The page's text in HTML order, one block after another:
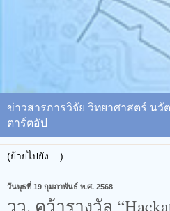
ข่าวสารการวิจัย วิทยาศาสตร์ นวั
ตาร์ตอัป
วันพุธที่ 19 กุมภาพันธ์ พ.ศ. 2568
วว. คว้ารางวัล